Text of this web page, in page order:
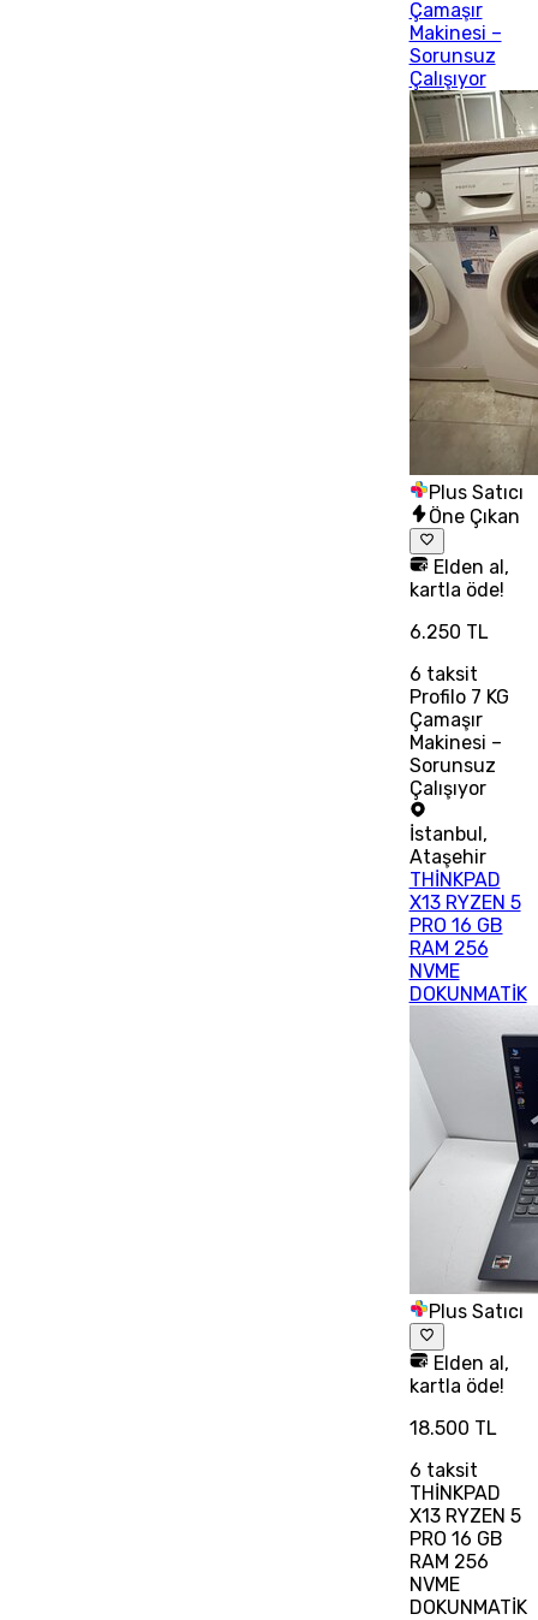
Çamaşır
Makinesi –
Sorunsuz
Çalışıyor
Plus Satıcı
Öne Çıkan
Elden al,
kartla öde!
6.250 TL
6 taksit
Profilo 7 KG
Çamaşır
Makinesi –
Sorunsuz
Çalışıyor
İstanbul ,
Ataşehir
THİNKPAD
X13 RYZEN 5
PRO 16 GB
RAM 256
NVME
DOKUNMATİK
Plus Satıcı
Elden al,
kartla öde!
18.500 TL
6 taksit
THİNKPAD
X13 RYZEN 5
PRO 16 GB
RAM 256
NVME
DOKUNMATİK